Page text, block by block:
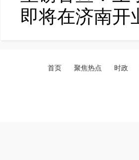
即将在济南开
首页 聚焦热点 时政